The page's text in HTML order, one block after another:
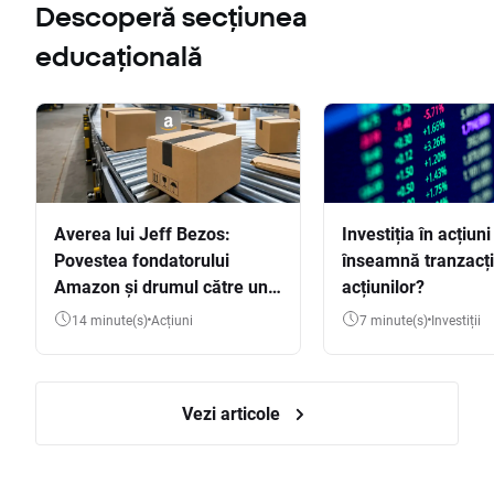
Descoperă secțiunea
educațională
Averea lui Jeff Bezos:
Povestea fondatorului
Amazon și drumul către una
dintre cele mai mari averi
14 minute(s) Acțiuni
Investiția în
înseamnă
acțiunilor?
7 minute(s) Investiții
Vezi articole